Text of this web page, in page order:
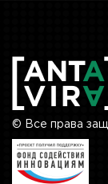
© Все права